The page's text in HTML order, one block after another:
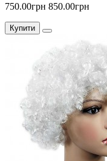
750.00грн 850.00грн
Купити